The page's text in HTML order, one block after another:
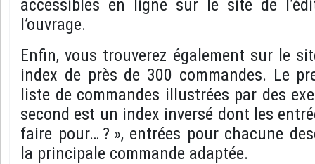
accessibles en ligne sur le site de
l’ouvrage.
Enfin, vous trouverez également sur le
index de près de 300 commandes. Le
liste de commandes illustrées par des
second est un index inversé dont les
faire pour… ? », entrées pour chacune
la principale commande adaptée.